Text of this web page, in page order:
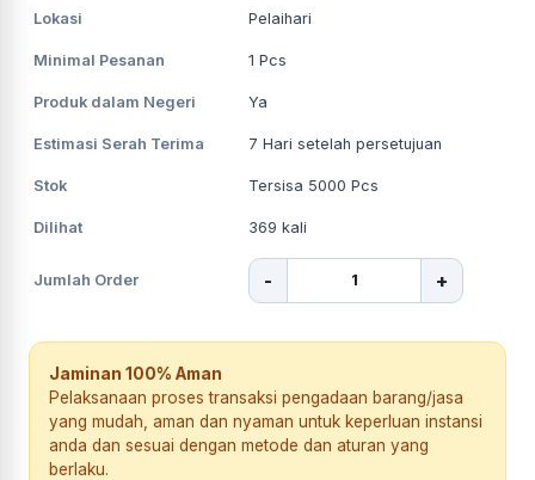
Lokasi Pelaihari
Minimal Pesanan 1 Pcs
Produk dalam Negeri Ya
Estimasi Serah Terima 7 Hari setelah persetujuan
Stok Tersisa 5000 Pcs
Dilihat 369 kali
Jumlah Order - +
Jaminan 100% Aman
Pelaksanaan proses transaksi pengadaan barang/jasa
yang mudah, aman dan nyaman untuk keperluan instansi
anda dan sesuai dengan metode dan aturan yang
berlaku.